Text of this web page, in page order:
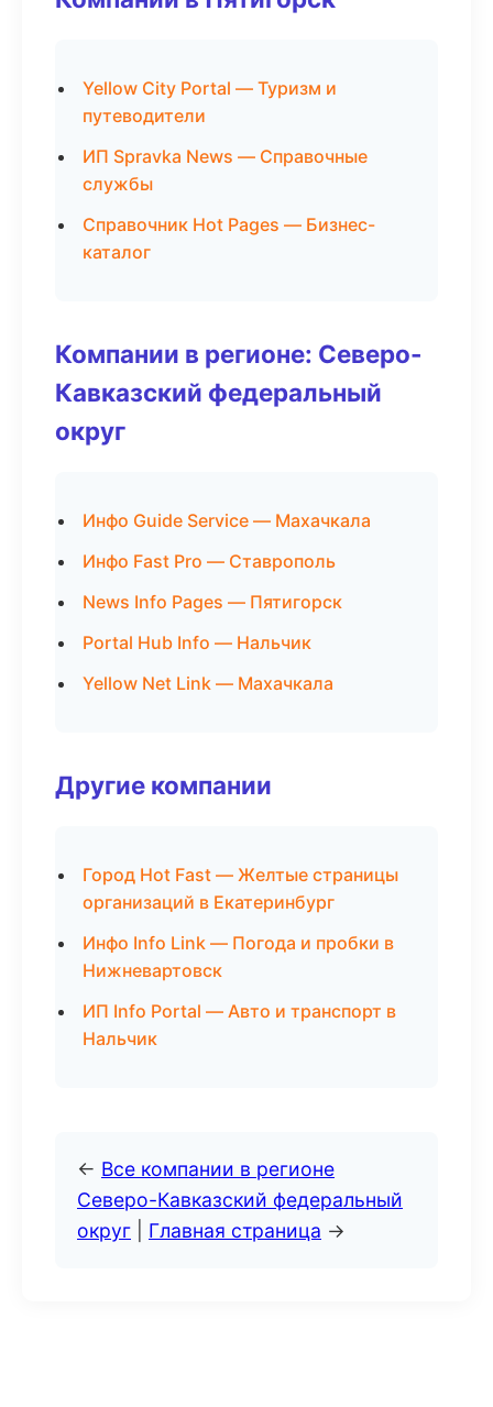
Yellow City Portal — Туризм и
путеводители
ИП Spravka News — Справочные
службы
Справочник Hot Pages — Бизнес-
каталог
Компании в регионе: Северо-
Кавказский федеральный
округ
Инфо Guide Service — Махачкала
Инфо Fast Pro — Ставрополь
News Info Pages — Пятигорск
Portal Hub Info — Нальчик
Yellow Net Link — Махачкала
Другие компании
Город Hot Fast — Желтые страницы
организаций в Екатеринбург
Инфо Info Link — Погода и пробки в
Нижневартовск
ИП Info Portal — Авто и транспорт в
Нальчик
← Все компании в регионе
Северо-Кавказский федеральный
округ
Главная страница →